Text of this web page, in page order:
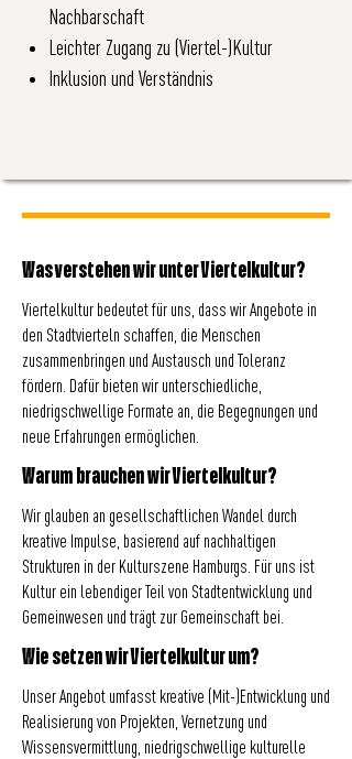
Nachbarschaft
Leichter Zugang zu (Viertel-)Kultur
Inklusion und Verständnis
Was verstehen wir unter Viertelkultur?
Viertelkultur bedeutet für uns, dass wir Angebote in
den Stadtvierteln schaffen, die Menschen
zusammenbringen und Austausch und Toleranz
fördern. Dafür bieten wir unterschiedliche,
niedrigschwellige Formate an, die Begegnungen und
neue Erfahrungen ermöglichen.
Warum brauchen wir Viertelkultur?
Wir glauben an gesellschaftlichen Wandel durch
kreative Impulse, basierend auf nachhaltigen
Strukturen in der Kulturszene Hamburgs. Für uns ist
Kultur ein lebendiger Teil von Stadtentwicklung und
Gemeinwesen und trägt zur Gemeinschaft bei.
Wie setzen wir Viertelkultur um?
Unser Angebot umfasst kreative (Mit-)Entwicklung und
Realisierung von Projekten, Vernetzung und
Wissensvermittlung, niedrigschwellige kulturelle